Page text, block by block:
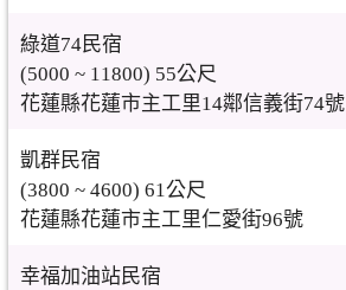
綠道74民宿
(5000 ~ 11800) 55公尺
花蓮縣花蓮市主工里14鄰信義街74號
凱群民宿
(3800 ~ 4600) 61公尺
花蓮縣花蓮市主工里仁愛街96號
幸福加油站民宿